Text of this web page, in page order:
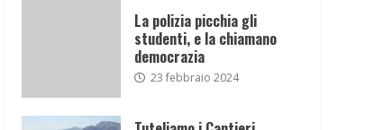
La polizia picchia gli
studenti, e la chiamano
democrazia
23 febbraio 2024